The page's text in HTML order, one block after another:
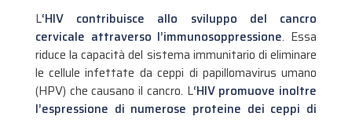
L‘HIV contribuisce allo sviluppo del cancro
cervicale attraverso l’immunosoppressione. Essa
riduce la capacità del sistema immunitario di eliminare
le cellule infettate da ceppi di papillomavirus umano
(HPV) che causano il cancro. L‘HIV promuove inoltre
l’espressione di numerose proteine dei ceppi di